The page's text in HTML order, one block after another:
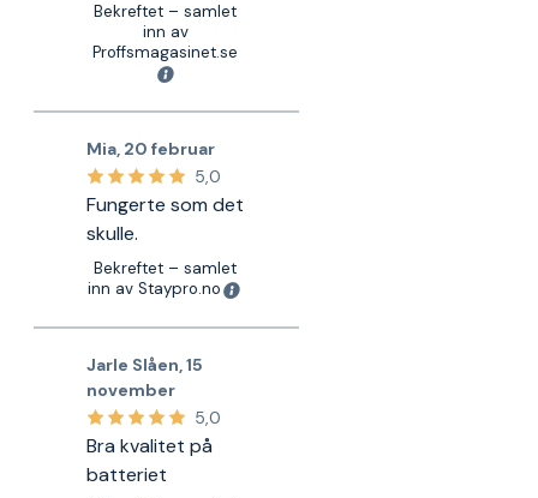
Bekreftet – samlet
inn av
Proffsmagasinet.se
Mia, 20 februar
5,0
Fungerte som det
skulle.
Bekreftet – samlet
inn av Staypro.no
Jarle Slåen,15
november
5,0
Bra kvalitet på
batteriet